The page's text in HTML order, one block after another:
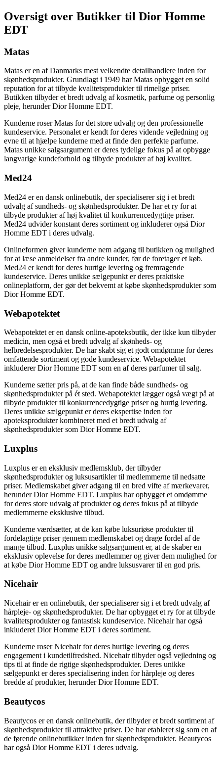
Oversigt over Butikker til Dior Homme
EDT
Matas
Matas er en af Danmarks mest velkendte detailhandlere inden for
skønhedsprodukter. Grundlagt i 1949 har Matas opbygget en solid
reputation for at tilbyde kvalitetsprodukter til rimelige priser.
Butikken tilbyder et bredt udvalg af kosmetik, parfume og personlig
pleje, herunder Dior Homme EDT.
Kunderne roser Matas for det store udvalg og den professionelle
kundeservice. Personalet er kendt for deres vidende vejledning og
evne til at hjælpe kunderne med at finde den perfekte parfume.
Matas unikke salgsargument er deres tydelige fokus på at opbygge
langvarige kundeforhold og tilbyde produkter af høj kvalitet.
Med24
Med24 er en dansk onlinebutik, der specialiserer sig i et bredt
udvalg af sundheds- og skønhedsprodukter. De har et ry for at
tilbyde produkter af høj kvalitet til konkurrencedygtige priser.
Med24 udvider konstant deres sortiment og inkluderer også Dior
Homme EDT i deres udvalg.
Onlineformen giver kunderne nem adgang til butikken og mulighed
for at læse anmeldelser fra andre kunder, før de foretager et køb.
Med24 er kendt for deres hurtige levering og fremragende
kundeservice. Deres unikke sælgepunkt er deres praktiske
onlineplatform, der gør det bekvemt at købe skønhedsprodukter som
Dior Homme EDT.
Webapotektet
Webapotektet er en dansk online-apoteksbutik, der ikke kun tilbyder
medicin, men også et bredt udvalg af skønheds- og
helbredelsesprodukter. De har skabt sig et godt omdømme for deres
omfattende sortiment og gode kundeservice. Webapotektet
inkluderer Dior Homme EDT som en af deres parfumer til salg.
Kunderne sætter pris på, at de kan finde både sundheds- og
skønhedsprodukter på ét sted. Webapotektet lægger også vægt på at
tilbyde produkter til konkurrencedygtige priser og hurtig levering.
Deres unikke sælgepunkt er deres ekspertise inden for
apoteksprodukter kombineret med et bredt udvalg af
skønhedsprodukter som Dior Homme EDT.
Luxplus
Luxplus er en eksklusiv medlemsklub, der tilbyder
skønhedsprodukter og luksusartikler til medlemmerne til nedsatte
priser. Medlemskabet giver adgang til en bred vifte af mærkevarer,
herunder Dior Homme EDT. Luxplus har opbygget et omdømme
for deres store udvalg af produkter og deres fokus på at tilbyde
medlemmerne eksklusive tilbud.
Kunderne værdsætter, at de kan købe luksuriøse produkter til
fordelagtige priser gennem medlemskabet og drage fordel af de
mange tilbud. Luxplus unikke salgsargument er, at de skaber en
eksklusiv oplevelse for deres medlemmer og giver dem mulighed for
at købe Dior Homme EDT og andre luksusvarer til en god pris.
Nicehair
Nicehair er en onlinebutik, der specialiserer sig i et bredt udvalg af
hårpleje- og skønhedsprodukter. De har opbygget et ry for at tilbyde
kvalitetsprodukter og fantastisk kundeservice. Nicehair har også
inkluderet Dior Homme EDT i deres sortiment.
Kunderne roser Nicehair for deres hurtige levering og deres
engagement i kundetilfredshed. Nicehair tilbyder også vejledning og
tips til at finde de rigtige skønhedsprodukter. Deres unikke
sælgepunkt er deres specialisering inden for hårpleje og deres
bredde af produkter, herunder Dior Homme EDT.
Beautycos
Beautycos er en dansk onlinebutik, der tilbyder et bredt sortiment af
skønhedsprodukter til attraktive priser. De har etableret sig som en af
de førende onlinebutikker inden for skønhedsprodukter. Beautycos
har også Dior Homme EDT i deres udvalg.